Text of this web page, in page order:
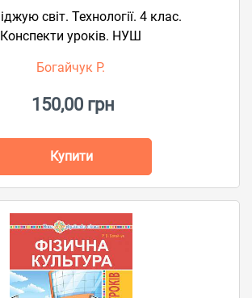
світ. Технології. 4 клас.
Конспекти уроків. НУШ
Богайчук Р.
150,00 грн
Купити